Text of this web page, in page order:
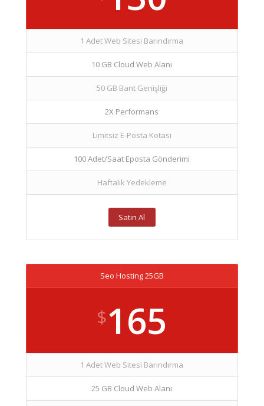
1 Adet Web Sitesi Barındırma
10 GB Cloud Web Alanı
50 GB Bant Genişliği
2X Performans
Limitsiz E-Posta Kotası
100 Adet/Saat Eposta Gönderimi
Haftalık Yedekleme
Satın Al
Seo Hosting 25GB
$165
1 Adet Web Sitesi Barındırma
25 GB Cloud Web Alanı